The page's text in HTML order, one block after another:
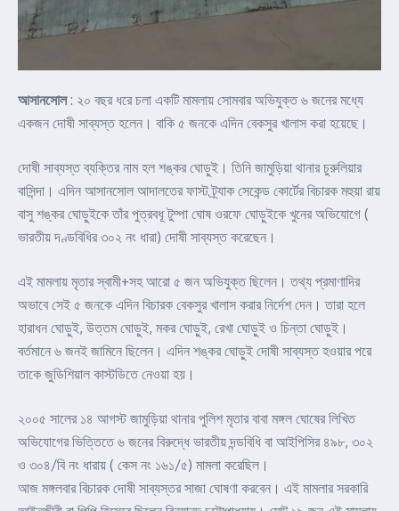
আসানসোল: ২০ বছর ধরে চলা একটি মামলায় সোমবার অভিযুক্ত ৬ জনের মধ্যে
একজন দোষী সাব্যস্ত হলেন। বাকি ৫ জনকে এদিন বেকসুর খালাস করা হয়েছে।
দোষী সাব্যস্ত ব্যক্তির নাম হল শঙ্কর ঘোড়ুই। তিনি জামুড়িয়া থানার চুরুলিয়ার
বাসিন্দা। এদিন আসানসোল আদালতের ফাস্ট ট্র্যাক সেকেন্ড কোর্টের বিচারক মহুয়া রায়
বাসু শঙ্কর ঘোড়ুইকে তাঁর পুত্রবধূ টুম্পা ঘোষ ওরফে ঘোড়ুইকে খুনের অভিযোগে (
ভারতীয় দণ্ডবিধির ৩০২ নং ধারা) দোষী সাব্যস্ত করেছেন।
এই মামলায় মৃতার স্বামী+সহ আরো ৫ জন অভিযুক্ত ছিলেন। তথ্য প্রমাণাদির
অভাবে সেই ৫ জনকে এদিন বিচারক বেকসুর খালাস করার নির্দেশ দেন। তারা হলে
হারাধন ঘোড়ুই, উত্তম ঘোড়ুই, মকর ঘোড়ুই, রেখা ঘোড়ুই ও চিন্তা ঘোড়ুই।
বর্তমানে ৬ জনই জামিনে ছিলেন। এদিন শঙ্কর ঘোড়ুই দোষী সাব্যস্ত হওয়ার পরে
তাকে জুডিশিয়াল কাস্টডিতে নেওয়া হয়।
২০০৫ সালের ১৪ আগস্ট জামুড়িয়া থানার পুলিশ মৃতার বাবা মঙ্গল ঘোষের লিখিত
অভিযোগের ভিত্তিতে ৬ জনের বিরুদ্ধে ভারতীয় দন্ডবিধি বা আইপিসির ৪৯৮, ৩০২
ও ৩০৪/বি নং ধারায় ( কেস নং ১৬১/৫) মামলা করেছিল।
আজ মঙ্গলবার বিচারক দোষী সাব্যস্তর সাজা ঘোষণা করবেন। এই মামলার সরকারি